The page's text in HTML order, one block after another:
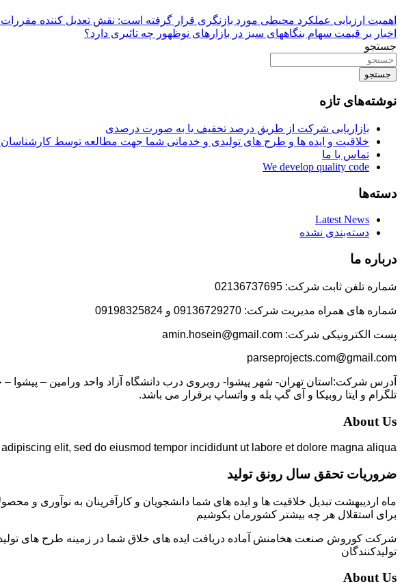
اهمیت ارزیابی عملکرد محیطی مورد بازنگری قرار گرفته است: نقش تعدیل کننده
اخبار بر قیمت سهام بنگاههای سبز در بازارهای نوظهور چه تاثیری دارد؟
جستجو
جستجو
نوشته‌های تازه
بازاریابی شرکت از طریق درصد تخفیف یا به صورت درصدی
خلاقیت و ایده ها و طرح های تولیدی و خدماتی شما جهت مطالعه توسط
تماس با ما
We develop quality code
دسته‌ها
Latest News
دسته‌بندی نشده
درباره ما
شماره تلفن ثابت شرکت: 02136737695
شماره های همراه مدیریت شرکت: 09136729270 و 09198325824
پست الکترونیکی شرکت: amin.hosein@gmail.com
parseprojects.com@gmail.com
تلگرام و ایتا روبیکا و آی گپ بله و واتساپ برقرار می باشد.
About Us
elit, sed do eiusmod tempor incididunt ut labore et dolore magna aliqua.
ضروریات تحقق سال رونق تولید
ماه اردیبهشت تبدیل خلاقیت ها و ایده های شما دانشجویان و کارآفرینان به نوآوری و
برای استقلال هر چه بیشتر کشورمان بکوشیم
شرکت کوروش صنعت هخامنش آماده دریافت ایده های خلاق شما در زمینه طرح های
تولیدکنندگان
About Us